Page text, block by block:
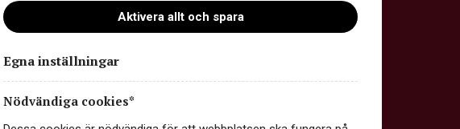
Aktivera allt och spara
Egna inställningar
Nödvändiga cookies*